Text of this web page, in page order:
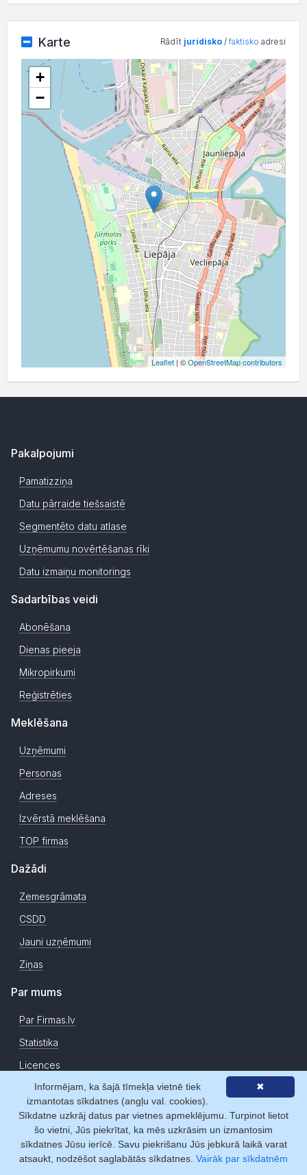
Karte Rādīt juridisko /faktisko adresi
+
−
Leaflet | ©OpenStreetMap contributors
Pakalpojumi
Pamatizziņa
Datu pārraide tiešsaistē
Segmentēto datu atlase
Uzņēmumu novērtēšanas rīki
Datu izmaiņu monitorings
Sadarbības veidi
Abonēšana
Dienas pieeja
Mikropirkumi
Reģistrēties
Meklēšana
Uzņēmumi
Personas
Adreses
Izvērstā meklēšana
TOP firmas
Dažādi
Zemesgrāmata
CSDD
Jauni uzņēmumi
Ziņas
Par mums
Par Firmas.lv
Statistika
Licences
Sadarbības partneri
Atsauksmes
Kontakti
✖
Informējam, ka šajā tīmekļa vietnē tiek
izmantotas sīkdatnes (angļu val. cookies).
Sīkdatne uzkrāj datus par vietnes apmeklējumu. Turpinot lietot
šo vietni, Jūs piekrītat, ka mēs uzkrāsim un izmantosim
sīkdatnes Jūsu ierīcē. Savu piekrišanu Jūs jebkurā laikā varat
atsaukt, nodzēšot saglabātās sīkdatnes. Vairāk par sīkdatnēm